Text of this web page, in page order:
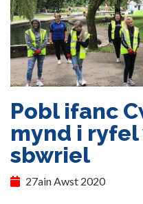
Pobl ifanc
mynd i ryfel
sbwriel
27ain Awst 2020